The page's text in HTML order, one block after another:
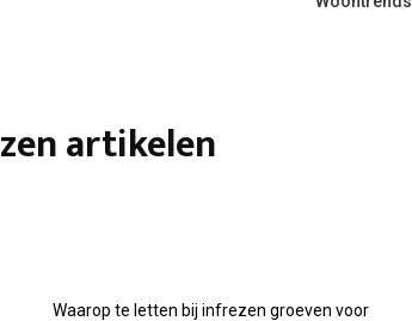
artikelen
Waarop te letten bij infrezen groeven voor